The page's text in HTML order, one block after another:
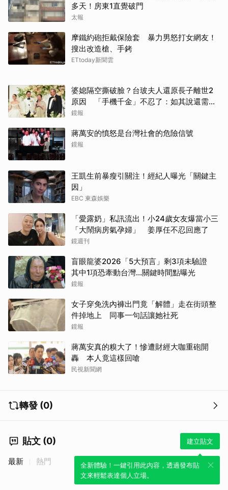
多天！房東1直覺破門
太報
摩鐵約砲拒戴保險套 暴力男怒打女網友！
搜出改造槍、手銬
ETtoday新聞雲
婆媳隔空撕破臉？台玻夫人還原長子離世2
原因 「手機千金」不忍了：如其說還需要
離開嗎？
鏡報
蔣萬安的憤怒是台灣社會的危險信號
鏡報
王凱生前暴瘦引關注！經紀人曝光「關鍵主
因」
EBC 東森娛樂
「愛露奶」私訊流出！小24歲女友爆當小三
「大鬧病房氣孕婦」 姜厚任不忍回應了
鏡週刊
盲眼龍婆2026「5大預言」剩3項未驗證
其中1項恐牽動台灣...關鍵時間點曝光
鏡報
女子穿免洗內褲出門竟「解體」走在街頭整
件掉地上 同事一句話讓她社死
鏡報
蔣萬安真的糗大了！慘遭財經大咖重砲開
轟 本人竟這樣回嗆
民視新聞網
轉發 (0)
貼文 (0) 建立貼文
全新體驗！一鍵引用此內容，透過發布貼
文來輕鬆表達個人立場。
最新 熱門